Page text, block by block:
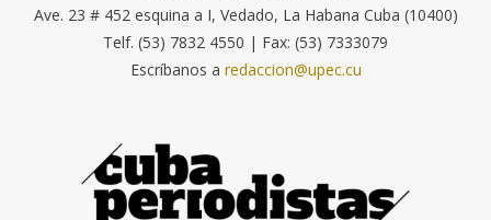
Ave. 23 # 452 esquina a I, Vedado, La Habana Cuba (10400)
Telf. (53) 7832 4550 | Fax: (53) 7333079
Escríbanos a redaccion@upec.cu